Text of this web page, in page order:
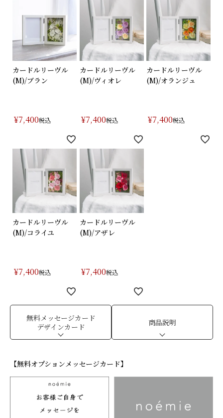
カードルリーヴル
(M)/ブラン
¥7,400税込
カードルリーヴル
(M)/ヴィオレ
¥7,400税込
カードルリーヴル
(M)/オランジュ
¥7,400税込
カードルリーヴル
(M)/コライユ
¥7,400税込
カードルリーヴル
(M)/アザレ
¥7,400税込
無料メッセージカード
デザインカード
商品説明
【無料オプションメッセージカード】